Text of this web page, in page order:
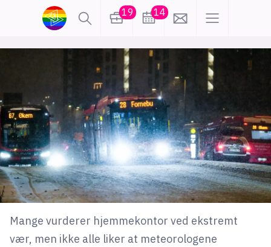
19 14
Mange vurderer hjemmekontor ved ekstremt
vær, men ikke alle liker at meteorologene
lønn
KI
karriere
meninger
utdanning sikkerhet
kontor
frontend
backend
apputvikling
devops
IoT
design
tilgjengelighet
ukas koder